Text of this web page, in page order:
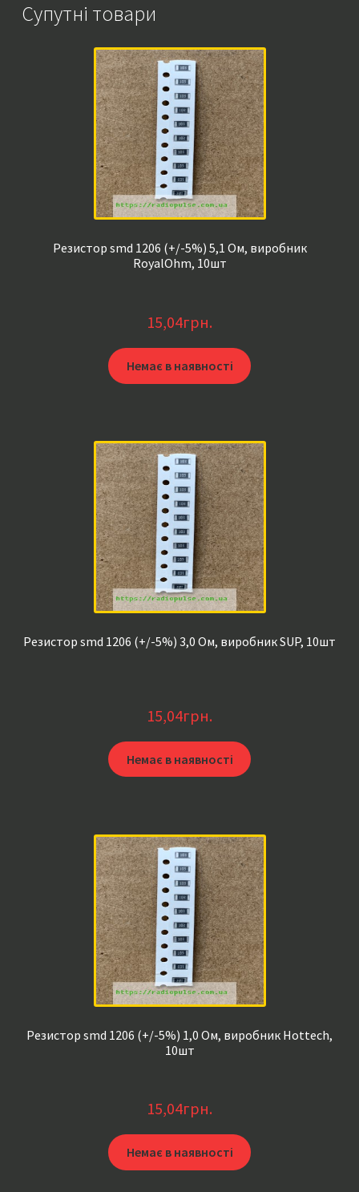
Супутні товари
Резистор smd 1206 (+/-5%) 5,1 Ом, виробник
RoyalOhm, 10шт
15,04грн.
Немає в наявності
Резистор smd 1206 (+/-5%) 3,0 Ом, виробник SUP, 10шт
15,04грн.
Немає в наявності
Резистор smd 1206 (+/-5%) 1,0 Ом, виробник Hottech,
10шт
15,04грн.
Немає в наявності